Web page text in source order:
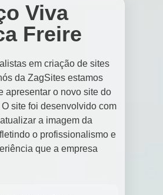
Viva
Freire
em criação de sites
da ZagSites estamos
apresentar o novo site do
site foi desenvolvido com
a imagem da
o profissionalismo e
que a empresa